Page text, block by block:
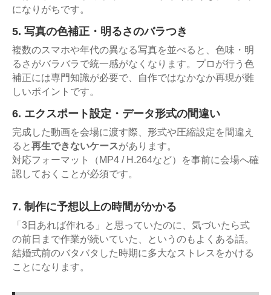
になりがちです。
5. 写真の色補正・明るさのバラつき
複数のスマホや年代の異なる写真を並べると、色味・明
るさがバラバラで統一感がなくなります。プロが行う色
補正には専門知識が必要で、自作ではなかなか再現が難
しいポイントです。
6. エクスポート設定・データ形式の間違い
完成した動画を会場に渡す際、形式や圧縮設定を間違え
ると再生できないケースがあります。
対応フォーマット（MP4 / H.264など）を事前に会場へ確
認しておくことが必須です。
7. 制作に予想以上の時間がかかる
「3日あれば作れる」と思っていたのに、気づいたら式
の前日まで作業が続いていた、というのもよくある話。
結婚式前のバタバタした時期に多大なストレスをかける
ことになります。